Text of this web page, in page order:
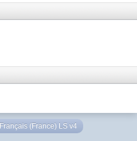
Français (France) LS v4